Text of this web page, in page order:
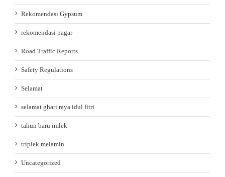
Rekomendasi Gypsum
rekomendasi pagar
Road Traffic Reports
Safety Regulations
Selamat
selamat ghari raya idul fitri
tahun baru imlek
triplek melamin
Uncategorized